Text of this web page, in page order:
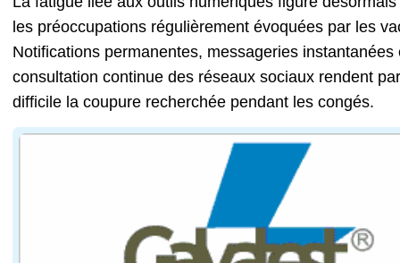
les préoccupations régulièrement évoquées par les
Notifications permanentes, messageries instantanées
consultation continue des réseaux sociaux rendent
difficile la coupure recherchée pendant les congés.